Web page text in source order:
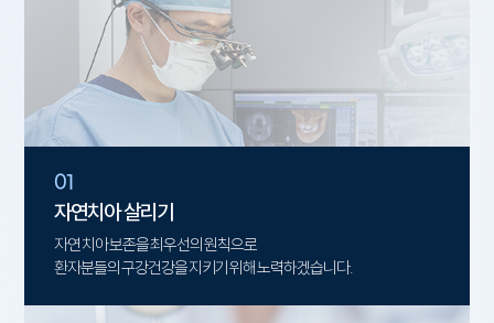
01
자연치아 살리기
자연 치아 보존을 최우선의 원칙으로
환자분들의 구강건강을 지키기 위해 노력하겠습니다.